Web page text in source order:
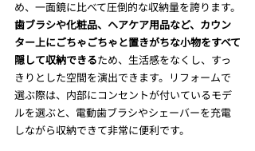
め、一面鏡に比べて圧倒的な収納量を誇ります。
歯ブラシや化粧品、ヘアケア用品など、カウン
ター上にごちゃごちゃと置きがちな小物をすべて
隠して収納できるため、生活感をなくし、すっ
きりとした空間を演出できます。リフォームで
選ぶ際は、内部にコンセントが付いているモデ
ルを選ぶと、電動歯ブラシやシェーバーを充電
しながら収納できて非常に便利です。